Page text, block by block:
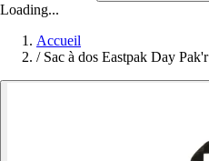
Loading...
Accueil
/ Sac à dos Eastpak Day Pak'r